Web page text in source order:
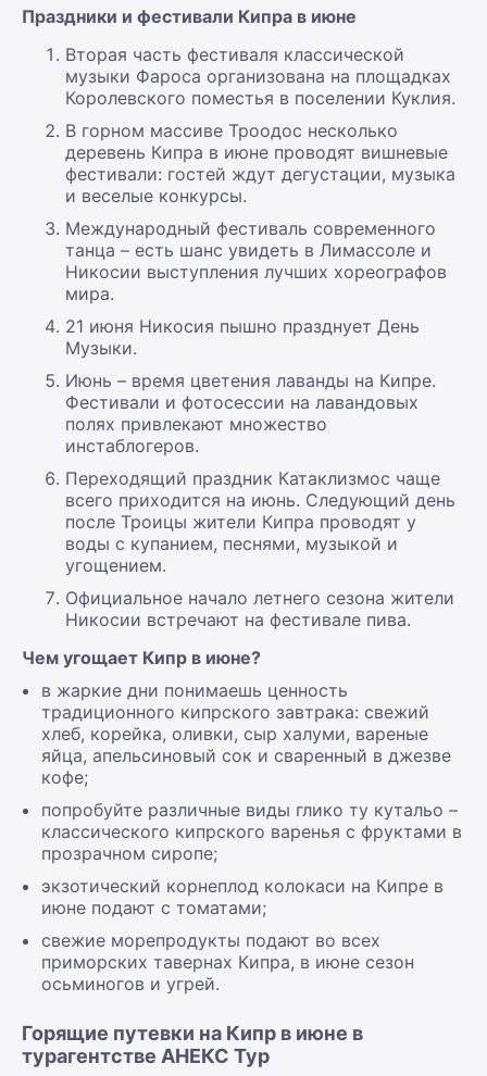
Праздники и фестивали Кипра в июне
Вторая часть фестиваля классической
музыки Фароса организована на площадках
Королевского поместья в поселении Куклия.
В горном массиве Троодос несколько
деревень Кипра в июне проводят вишневые
фестивали: гостей ждут дегустации, музыка
и веселые конкурсы.
Международный фестиваль современного
танца – есть шанс увидеть в Лимассоле и
Никосии выступления лучших хореографов
мира.
21 июня Никосия пышно празднует День
Музыки.
Июнь – время цветения лаванды на Кипре.
Фестивали и фотосессии на лавандовых
полях привлекают множество
инстаблогеров.
Переходящий праздник Катаклизмос чаще
всего приходится на июнь. Следующий день
после Троицы жители Кипра проводят у
воды с купанием, песнями, музыкой и
угощением.
Официальное начало летнего сезона жители
Никосии встречают на фестивале пива.
Чем угощает Кипр в июне?
в жаркие дни понимаешь ценность
традиционного кипрского завтрака: свежий
хлеб, корейка, оливки, сыр халуми, вареные
яйца, апельсиновый сок и сваренный в джезве
кофе;
попробуйте различные виды глико ту кутальо –
классического кипрского варенья с фруктами в
прозрачном сиропе;
экзотический корнеплод колокаси на Кипре в
июне подают с томатами;
свежие морепродукты подают во всех
приморских тавернах Кипра, в июне сезон
осьминогов и угрей.
Горящие путевки на Кипр в июне в
турагентстве АНЕКС Тур